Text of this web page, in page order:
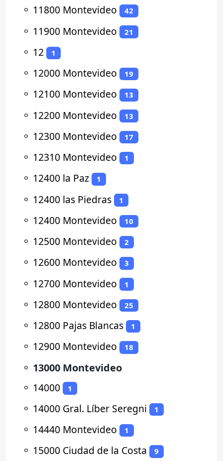
⚬ 11800 Montevideo 42
⚬ 11900 Montevideo 21
⚬ 12 1
⚬ 12000 Montevideo 19
⚬ 12100 Montevideo 13
⚬ 12200 Montevideo 13
⚬ 12300 Montevideo 17
⚬ 12310 Montevideo 1
⚬ 12400 la Paz 1
⚬ 12400 las Piedras 1
⚬ 12400 Montevideo 10
⚬ 12500 Montevideo 2
⚬ 12600 Montevideo 3
⚬ 12700 Montevideo 1
⚬ 12800 Montevideo 25
⚬ 12800 Pajas Blancas 1
⚬ 12900 Montevideo 18
⚬ 13000 Montevideo
⚬ 14000 1
⚬ 14000 Gral. Líber Seregni 1
⚬ 14440 Montevideo 1
⚬ 15000 Ciudad de la Costa 9